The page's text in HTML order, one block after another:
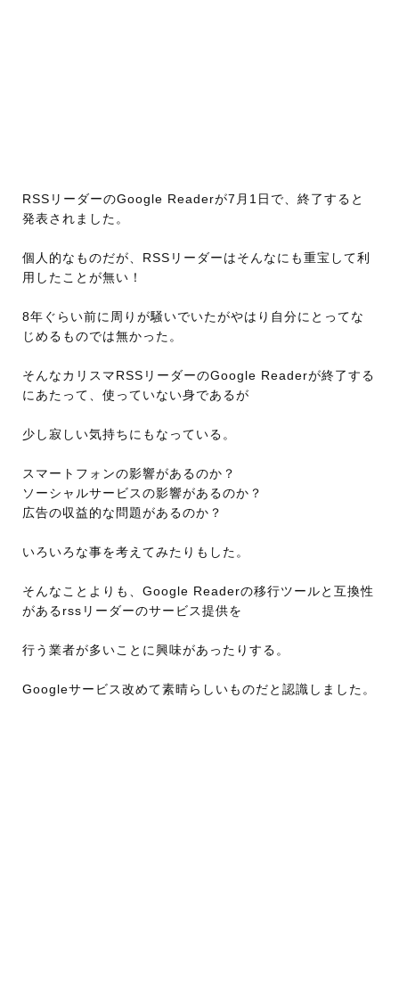
RSSリーダーのGoogle Readerが7月1日で、終了すると
発表されました。
個人的なものだが、RSSリーダーはそんなにも重宝して利
用したことが無い！
8年ぐらい前に周りが騒いでいたがやはり自分にとってな
じめるものでは無かった。
そんなカリスマRSSリーダーのGoogle Readerが終了する
にあたって、使っていない身であるが
少し寂しい気持ちにもなっている。
スマートフォンの影響があるのか？
ソーシャルサービスの影響があるのか？
広告の収益的な問題があるのか？
いろいろな事を考えてみたりもした。
そんなことよりも、Google Readerの移行ツールと互換性
があるrssリーダーのサービス提供を
行う業者が多いことに興味があったりする。
Googleサービス改めて素晴らしいものだと認識しました。